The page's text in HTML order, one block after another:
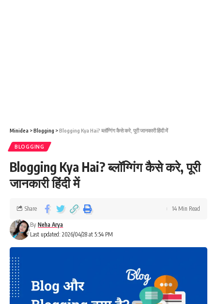
Minidea >Blogging >Blogging Kya Hai? ब्लॉग्गिंग कैसे करे, पूरी जानकारी हिंदी में
BLOGGING
Blogging Kya Hai? ब्लॉग्गिंग कैसे करे, पूरी
जानकारी हिंदी में
Last updated: 2026/04/28 at 5:54 PM
By Neha Arya
Share 14 Min Read